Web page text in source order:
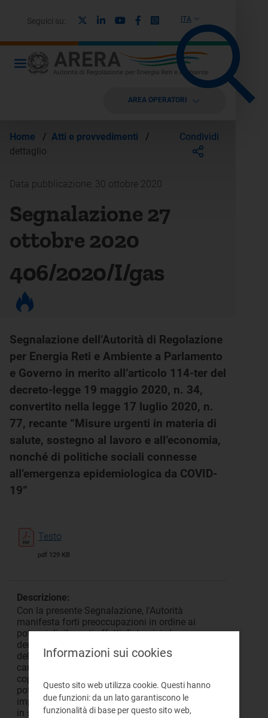
ITA
Seguici su: LinkedinYoutubeFacebook
Instagram
AREA OPERATORI
Home / Atti e provvedimenti
/
dettaglio
Condividi
Data pubblicazione: 30 ottobre 2020
Segnalazione 27
ottobre 2020
406/2020/I/gas
Segnalazione dell’Autorità di Regolazione
per Energia Reti e Ambiente a Parlamento
e Governo in merito all’articolo 114-ter del
decreto-legge 19 maggio 2020, n. 34,
convertito nella legge 17 luglio 2020, n.
77, recante “Misure urgenti in materia di
salute, sostegno al lavoro e all’economia,
nonché di politiche sociali connesse
all’emergenza epidemiologica da COVID-
19”
Testo
pdf 129 KB
Descrizione:
Con la presente Segnalazione, l'Autorità
manifesta forti preoccupazioni in ordine ai
potenziali rilevanti effetti distorsivi che
deriverebbero dall'attuazione dell'articolo 114-ter
del DL n. 34/2020, che sancisce un obbligo a
carico dell'Autorità di riconoscere una integrale
copertura tariffaria degli investimenti relativi al
potenziamento o alla nuova costruzione di reti e
impianti in comuni metanizzati o da metanizzare
in specifiche località del Paese dallo stesso
Informazioni sui cookies
Questo sito web utilizza cookie. Questi hanno
due funzioni: da un lato garantiscono le
funzionalità di base per questo sito web,